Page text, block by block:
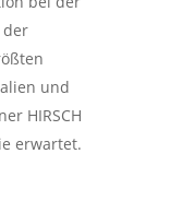
der
und
HIRSCH
erwartet.